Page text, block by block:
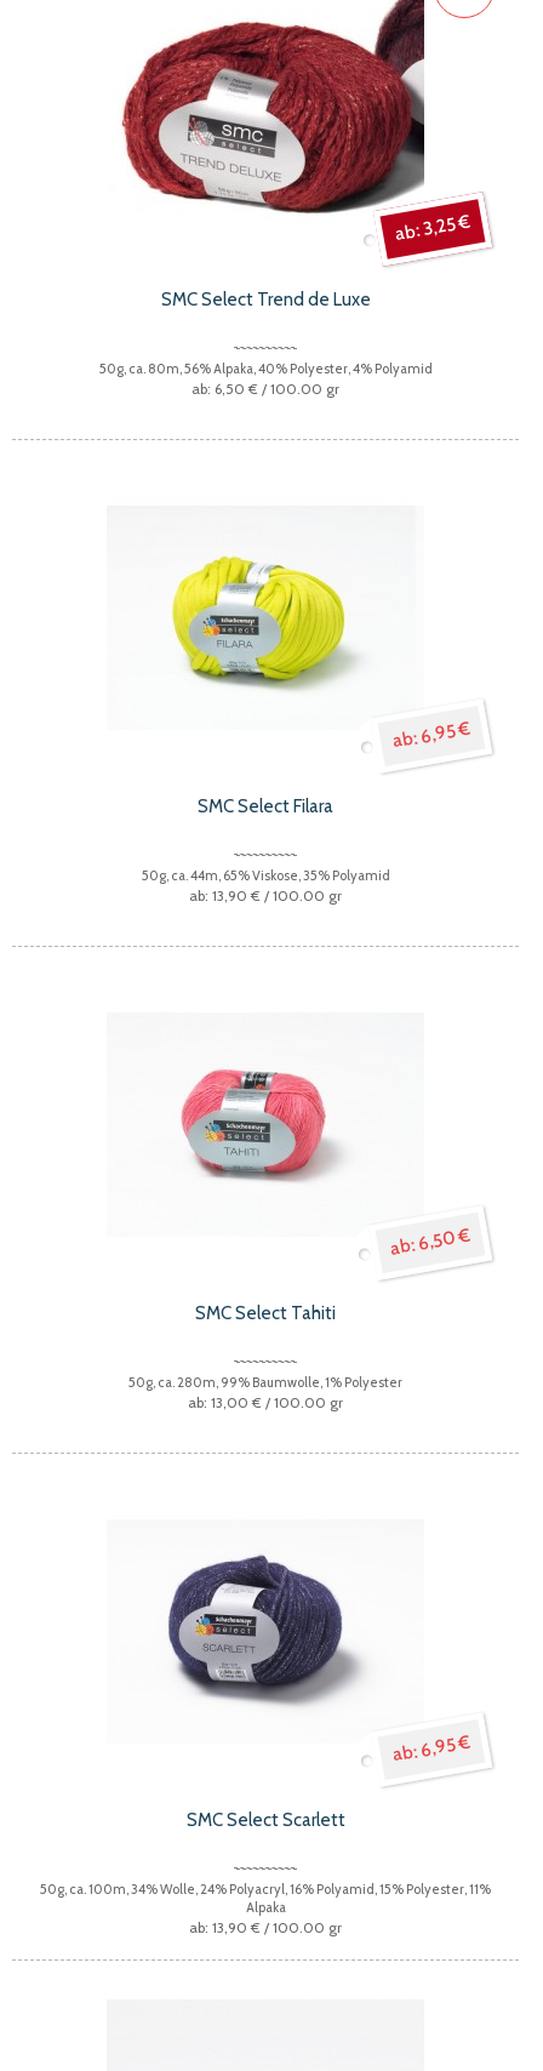
3,25 €
SMC Select Trend de Luxe
50g, ca. 80m, 56% Alpaka, 40% Polyester, 4% Polyamid
6,50 € / 100.00 gr
6,95 €
SMC Select Filara
50g, ca. 44m, 65% Viskose, 35% Polyamid
13,90 € / 100.00 gr
6,50 €
SMC Select Tahiti
50g, ca. 280m, 99% Baumwolle, 1% Polyester
13,00 € / 100.00 gr
6,95 €
SMC Select Scarlett
50g, ca. 100m, 34% Wolle, 24% Polyacryl, 16% Polyamid, 15% Polyester, 11%
Alpaka
13,90 € / 100.00 gr